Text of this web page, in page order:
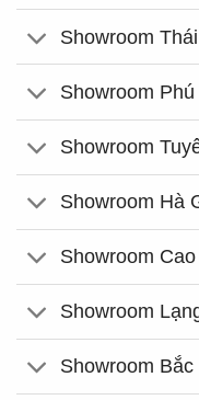
Showroom
Showroom
Showroom
Showroom Hà
Showroom
Showroom
Showroom Bắc